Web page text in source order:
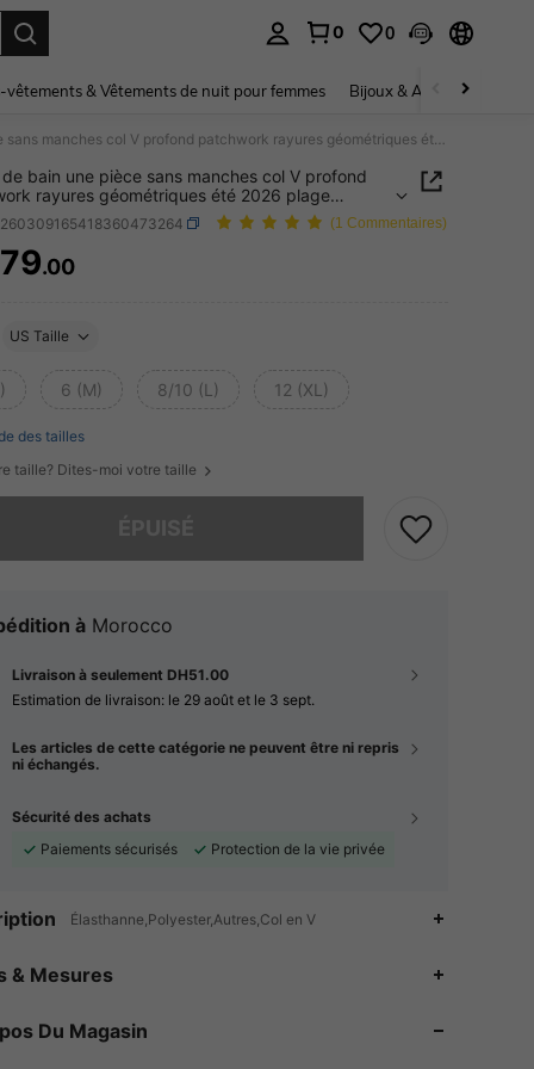
0 0
vêtements & Vêtements de nuit pour femmes Bijoux & Accessoires pour
Maillot de bain une pièce sans manches col V profond patchwork rayures géométriques été 2026 plage vacances
bain une pièce sans manches col V profond
rayures géométriques été 2026 plage
(1 Commentaires)
AND AVAILABILITY
.00
US Taille
6 (M) 8/10 (L) 12 (XL)
des tailles
taille? Dites-moi votre taille
ce produit est épuisé.
à Morocco
Livraison à seulement DH51.00
Estimation de livraison: le 29 août et le 3 sept.
Les articles de cette catégorie ne peuvent être ni repris
ni échangés.
Sécurité des achats
Paiements sécurisés
Protection de la vie privée
Élasthanne,Polyester,Autres,Col en V
& Mesures
Du Magasin
4.86
4.86 71